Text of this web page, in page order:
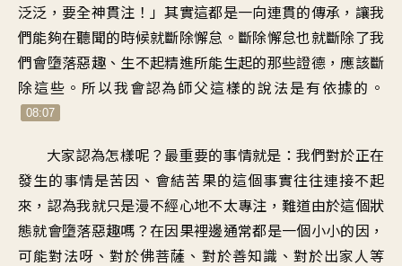
泛泛 ，要全神貫注 ！」其實這都是一向連貫的傳承 ， 讓我
們能夠在聽聞的時候就斷除懈怠 。 斷除懈怠也就斷除了我
們會墮落惡趣 、 生不起精進所能生起的那些證德 ，應該斷
除這些 。所以我會認為師父這樣的說法是有依據的 。
08:07
大家認為怎樣呢 ？ 最重要的事情就是 ：我們對於正在
發生的事情是苦因 、 會結苦果的這個事實往往連接不起
來 ， 認為我就只是漫不經心地不太專注 ，難道由於這個狀
態就會墮落惡趣嗎 ？在因果裡邊通常都是一個小小的因 ，
可能對法呀、對於佛菩薩 、 對於善知識、對於出家人等